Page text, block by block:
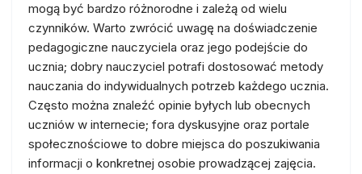
mogą być bardzo różnorodne i zależą od wielu
czynników. Warto zwrócić uwagę na doświadczenie
pedagogiczne nauczyciela oraz jego podejście do
ucznia; dobry nauczyciel potrafi dostosować metody
nauczania do indywidualnych potrzeb każdego ucznia.
Często można znaleźć opinie byłych lub obecnych
uczniów w internecie; fora dyskusyjne oraz portale
społecznościowe to dobre miejsca do poszukiwania
informacji o konkretnej osobie prowadzącej zajęcia.